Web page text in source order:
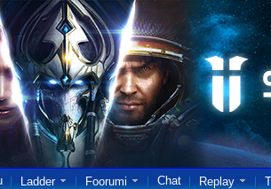
Ladder Foorumi Chat Replay